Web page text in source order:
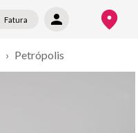
Fatura
› Petrópolis